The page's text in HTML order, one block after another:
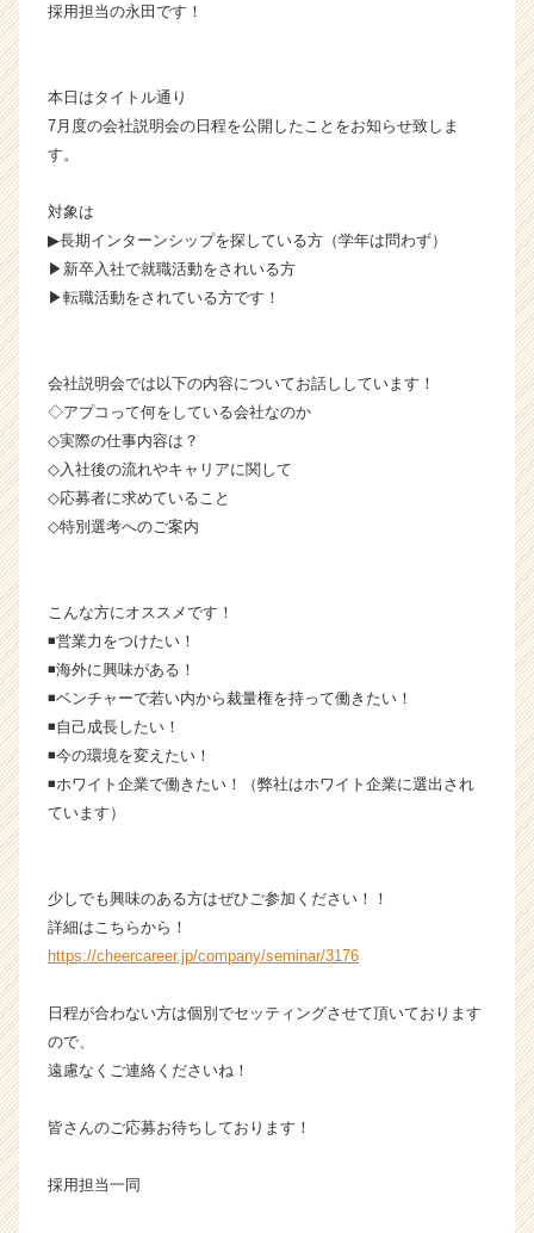
イ
ベ
ン
ー・
長
業
か
ら
ト
く
活
サ
キ
リ
（C
h
e
C
採用担当の永田です！
本日はタイトル通り
7月度の会社説明会の日程を公開したことをお知らせ致しま
す。
対象は
▶︎長期インターンシップを探している方（学年は問わず）
▶︎新卒入社で就職活動をされいる方
▶︎転職活動をされている方です！
会社説明会では以下の内容についてお話ししています！
◇アプコって何をしている会社なのか
◇実際の仕事内容は？
◇入社後の流れやキャリアに関して
◇応募者に求めていること
◇特別選考へのご案内
こんな方にオススメです！
◾️営業力をつけたい！
◾️海外に興味がある！
◾️ベンチャーで若い内から裁量権を持って働きたい！
◾️自己成長したい！
◾️今の環境を変えたい！
◾️ホワイト企業で働きたい！（弊社はホワイト企業に選出され
ています）
少しでも興味のある方はぜひご参加ください！！
詳細はこちらから！
https://cheercareer.jp/company/seminar/3176
日程が合わない方は個別でセッティングさせて頂いております
ので、
遠慮なくご連絡くださいね！
皆さんのご応募お待ちしております！
採用担当一同